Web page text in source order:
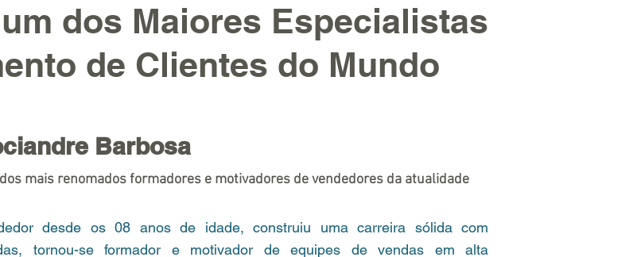
dos Maiores Especialistas
de Clientes do Mundo
Barbosa
mais renomados formadores e motivadores de vendedores da atualidade
desde os 08 anos de idade, construiu uma carreira sólida com
tornou-se formador e motivador de equipes de vendas em alta